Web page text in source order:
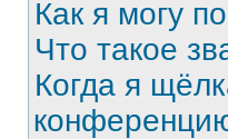
Как я могу
Что такое
Когда я